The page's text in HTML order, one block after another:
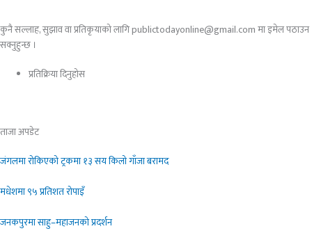
कुनै सल्लाह, सुझाव वा प्रतिकृयाको लागि publictodayonline@gmail.com मा इमेल पठाउन
सक्नुहुन्छ ।
प्रतिक्रिया दिनुहोस​
ताजा अपडेट
जंगलमा रोकिएको ट्रकमा १३ सय किलो गाँजा बरामद
मधेशमा ९५ प्रतिशत रोपाइँ
जनकपुरमा साहु–महाजनको प्रदर्शन